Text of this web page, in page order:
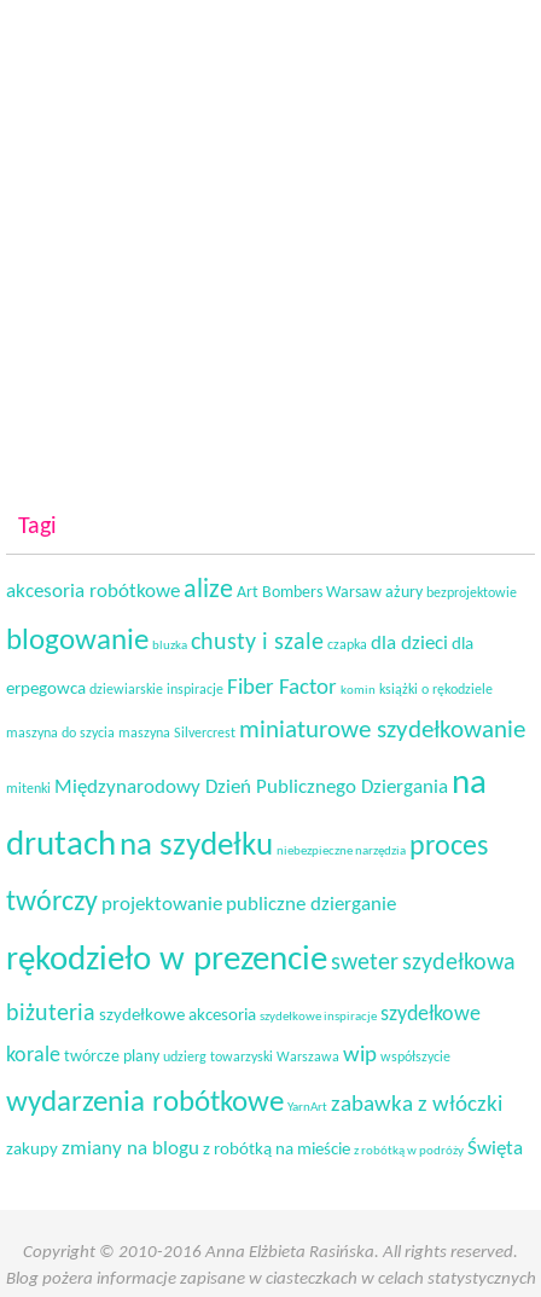
Tagi
akcesoria robótkowe alize Art Bombers Warsaw ażury bezprojektowie
blogowanie bluzka chusty i szale czapka dla dzieci dla
erpegowca dziewiarskie inspiracje Fiber Factor komin książki o rękodziele
maszyna do szycia maszyna Silvercrest miniaturowe szydełkowanie
mitenki Międzynarodowy Dzień Publicznego Dziergania na
drutachna szydełku niebezpieczne narzędzia proces
twórczy projektowanie publiczne dzierganie
rękodzieło w prezenciesweterszydełkowa
biżuteria szydełkowe akcesoria szydełkowe inspiracje szydełkowe
korale twórcze plany udzierg towarzyski Warszawa wip współszycie
wydarzenia robótkowe YarnArt zabawka z włóczki
zakupy zmiany na blogu z robótką na mieście z robótką w podróży Święta
Copyright © 2010-2016 Anna Elżbieta Rasińska. All rights reserved.
Blog pożera informacje zapisane w ciasteczkach w celach statystycznych